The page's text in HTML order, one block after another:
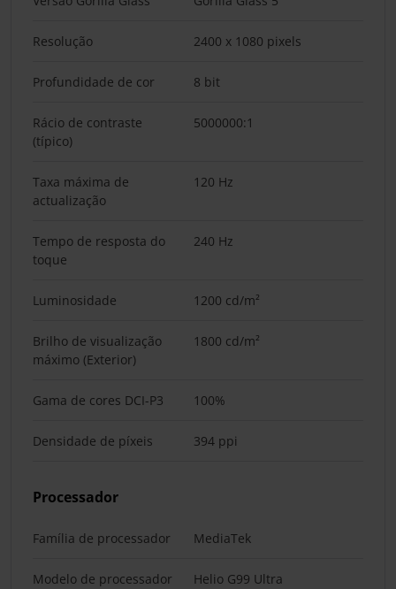
Resolução 2400 x 1080 pixels
Profundidade de cor 8 bit
Rácio de contraste
(típico)
5000000:1
Taxa máxima de
actualização
120 Hz
Tempo de resposta do
toque
240 Hz
Luminosidade 1200 cd/m²
Brilho de visualização
máximo (Exterior)
1800 cd/m²
Gama de cores DCI-P3 100%
Densidade de píxeis 394 ppi
Processador
Família de processador MediaTek
Modelo de processador Helio G99 Ultra